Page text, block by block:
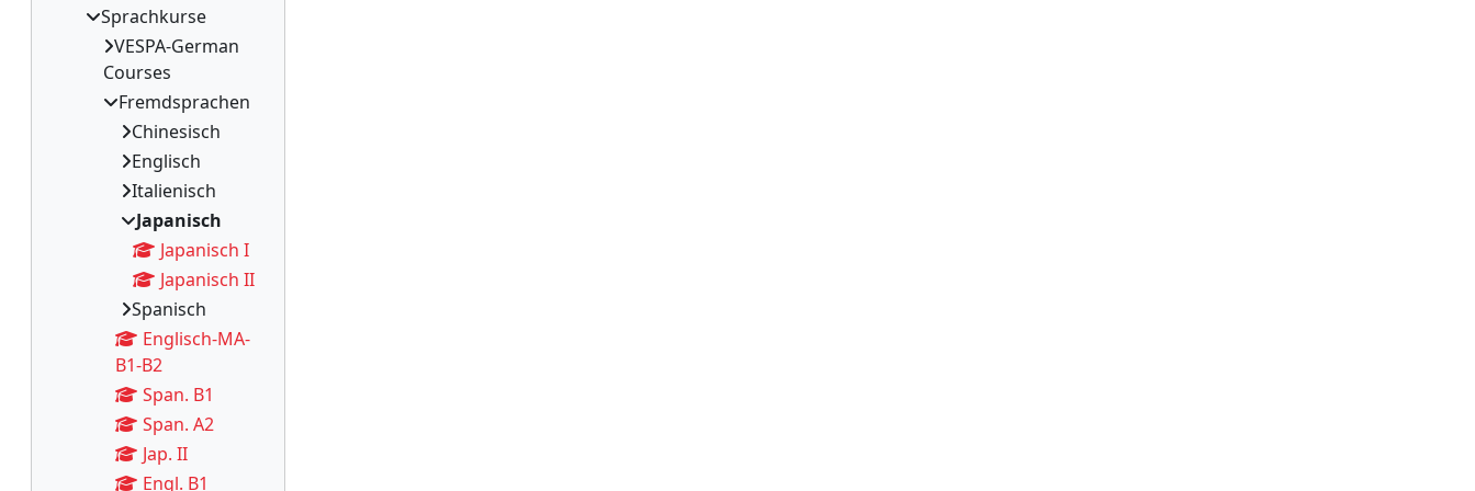
Sprachkurse
VESPA-German
Courses
Fremdsprachen
Chinesisch
Englisch
Italienisch
Japanisch
Japanisch I
Japanisch II
Spanisch
Englisch-MA-
B1-B2
Span. B1
Span. A2
Jap. II
Engl. B1